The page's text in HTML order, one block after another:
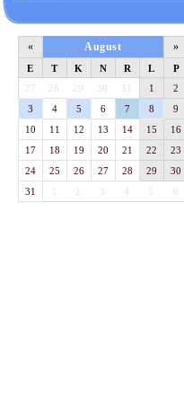
« August »
E T K N R L
P
27
28 29 30 31 1
2
3
4 5 6 7 8
9
10
11 12 13 14 15
16
17
18 19 20 21 22
23
24
25 26 27 28 29
30
31
1 3 4 5 6